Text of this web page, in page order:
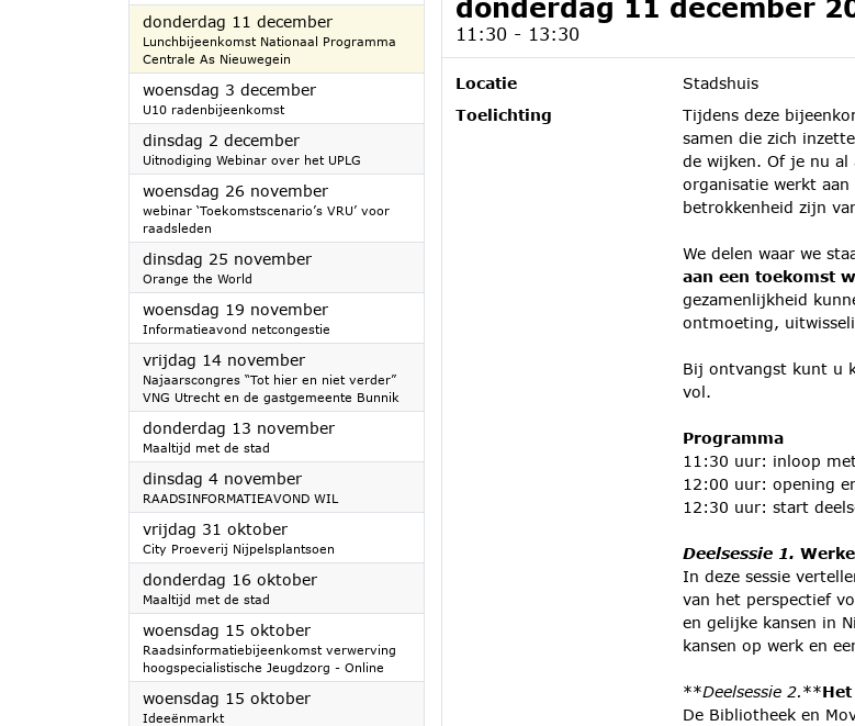
donderdag 11 december2025
Lunchbijeenkomst Nationaal Programma
Centrale As Nieuwegein
woensdag 3 december2025
U10 radenbijeenkomst
dinsdag 2 december2025
Uitnodiging Webinar over het UPLG
woensdag 26 november2025
webinar ‘Toekomstscenario’s VRU’ voor
raadsleden
dinsdag 25 november2025
Orange the World
woensdag 19 november2025
Informatieavond netcongestie
vrijdag 14 november2025
Najaarscongres “Tot hier en niet verder”
VNG Utrecht en de gastgemeente Bunnik
donderdag 13 november2025
Maaltijd met de stad
dinsdag 4 november2025
RAADSINFORMATIEAVOND WIL
vrijdag 31 oktober2025
City Proeverij Nijpelsplantsoen
donderdag 16 oktober2025
Maaltijd met de stad
woensdag 15 oktober2025
Raadsinformatiebijeenkomst verwerving
hoogspecialistische Jeugdzorg - Online
woensdag 15 oktober2025
Ideeënmarkt
donderdag 11 december
11:30 - 13:30
Locatie
Stadshuis
Toelichting
Tijdens deze
samen die zich
de wijken. Of je nu
organisatie werkt
betrokkenheid zijn
We delen waar we
aan een toekomst
gezamenlijkheid
ontmoeting,
Bij ontvangst kunt u
vol.
Programma
11:30 uur: inloop
12:00 uur: opening
12:30 uur: start
Deelsessie 1.
In deze sessie
van het perspectief
en gelijke kansen in
kansen op werk en
**Deelsessie 2.**
De Bibliotheek en